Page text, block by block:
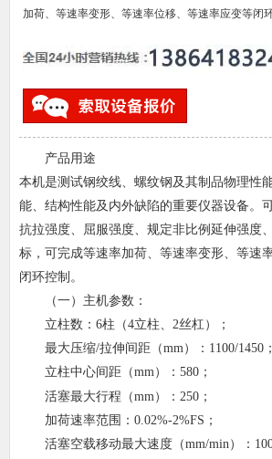
加荷、等速率变形、等速率位移、等速率应变等闭环
产品用途
本机是测试钢绞线、螺纹钢及其制品物理性
能、结构性能及内外缺陷的重要仪器设备。
抗拉强度、屈服强度、规定非比例延伸强度
标，可完成等速率加荷、等速率变形、等速
闭环控制。
（一）主机参数：
立柱数： 6柱（4立柱、 2丝杠）；
最大压缩/拉伸间距（mm ）： 1100/1450 ；
立柱中心间距（mm ）： 580 ；
活塞最大行程（mm ）： 250 ；
加荷速率范围： 0.02%-2%FS ；
活塞空载移动最大速度（mm/min ）：